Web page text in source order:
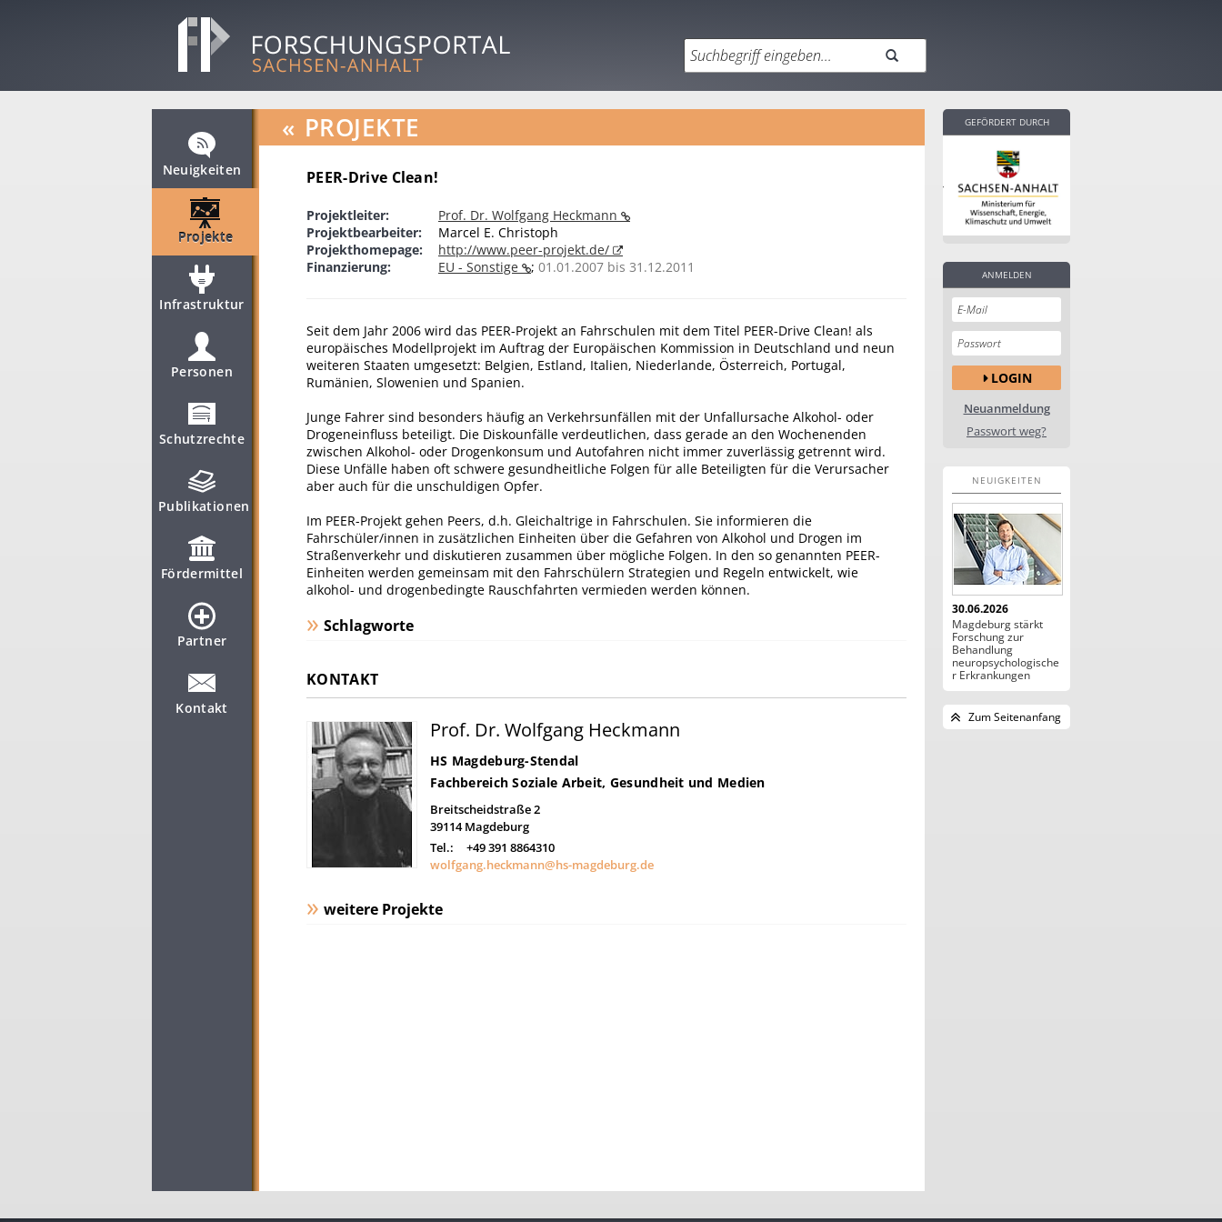
Neuigkeiten
Projekte
Infrastruktur
Personen
Schutzrechte
Publikationen
Fördermittel
Partner
Kontakt
« PROJEKTE
PEER-Drive Clean!
Projektleiter:
Prof. Dr. Wolfgang Heckmann
Projektbearbeiter:
Marcel E. Christoph
Projekthomepage:
http://www.peer-projekt.de/
Finanzierung:
EU - Sonstige ; 01.01.2007 bis 31.12.2011
Seit dem Jahr 2006 wird das PEER-Projekt an Fahrschulen mit dem Titel PEER-Drive Clean! als
europäisches Modellprojekt im Auftrag der Europäischen Kommission in Deutschland und neun
weiteren Staaten umgesetzt: Belgien, Estland, Italien, Niederlande, Österreich, Portugal,
Rumänien, Slowenien und Spanien.
Junge Fahrer sind besonders häufig an Verkehrsunfällen mit der Unfallursache Alkohol- oder
Drogeneinfluss beteiligt. Die Diskounfälle verdeutlichen, dass gerade an den Wochenenden
zwischen Alkohol- oder Drogenkonsum und Autofahren nicht immer zuverlässig getrennt wird.
Diese Unfälle haben oft schwere gesundheitliche Folgen für alle Beteiligten für die Verursacher
aber auch für die unschuldigen Opfer.
Im PEER-Projekt gehen Peers, d.h. Gleichaltrige in Fahrschulen. Sie informieren die
Fahrschüler/innen in zusätzlichen Einheiten über die Gefahren von Alkohol und Drogen im
Straßenverkehr und diskutieren zusammen über mögliche Folgen. In den so genannten PEER-
Einheiten werden gemeinsam mit den Fahrschülern Strategien und Regeln entwickelt, wie
alkohol- und drogenbedingte Rauschfahrten vermieden werden können.
Schlagworte
KONTAKT
Prof. Dr. Wolfgang Heckmann
HS Magdeburg-Stendal
Fachbereich Soziale Arbeit, Gesundheit und Medien
Breitscheidstraße 2
39114 Magdeburg
Tel.:
+49 391 8864310
wolfgang.heckmann@hs-magdeburg.de
weitere Projekte
GEFÖRDERT DURCH
ANMELDEN
LOGIN
Neuanmeldung
Passwort weg?
NEUIGKEITEN
30.06.2026
Magdeburg stärkt
Forschung zur
Behandlung
neuropsychologische
r Erkrankungen
Zum Seitenanfang